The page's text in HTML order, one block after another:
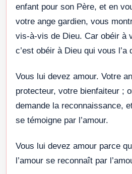
enfant pour son Père, et en
votre ange gardien, vous
vis-à-vis de Dieu. Car obéir à
c’est obéir à Dieu qui vous l’a
Vous lui devez amour. Votre
protecteur, votre bienfaiteur ;
demande la reconnaissance,
se témoigne par l’amour.
Vous lui devez amour parce
l’amour se reconnaît par